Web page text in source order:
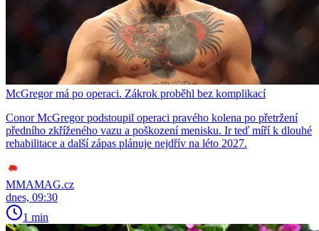
McGregor má po operaci. Zákrok proběhl bez komplikací
Conor McGregor podstoupil operaci pravého kolena po přetržení
předního zkříženého vazu a poškození menisku. Ir teď míří k dlouhé
rehabilitace a další zápas plánuje nejdřív na léto 2027.
MMAMAG.cz
dnes, 09:30
1 min